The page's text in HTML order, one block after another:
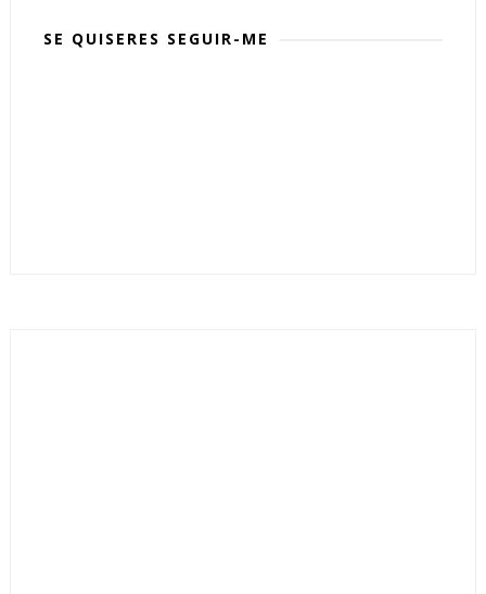
SE QUISERES SEGUIR-ME